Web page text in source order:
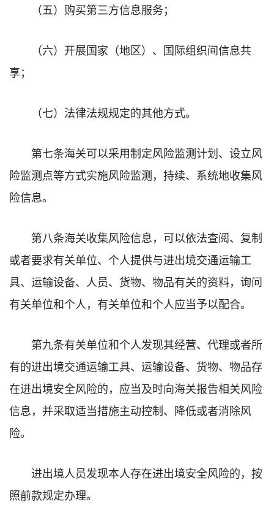
（五）购买第三方信息服务；
（六）开展国家（地区）、国际组织间信息共
享；
（七）法律法规规定的其他方式。
第七条海关可以采用制定风险监测计划、设立风
险监测点等方式实施风险监测，持续、系统地收集风
险信息。
第八条海关收集风险信息，可以依法查阅、复制
或者要求有关单位、个人提供与进出境交通运输工
具、运输设备、人员、货物、物品有关的资料，询问
有关单位和个人，有关单位和个人应当予以配合。
第九条有关单位和个人发现其经营、代理或者所
有的进出境交通运输工具、运输设备、货物、物品存
在进出境安全风险的，应当及时向海关报告相关风险
信息，并采取适当措施主动控制、降低或者消除风
险。
进出境人员发现本人存在进出境安全风险的，按
照前款规定办理。